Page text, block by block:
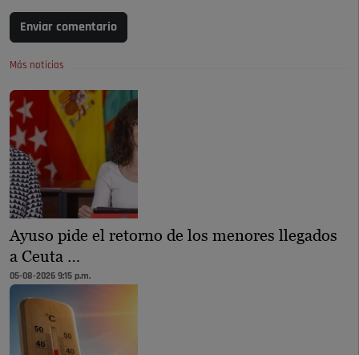
Enviar comentario
Más noticias
Ayuso pide el retorno de los menores llegados
a Ceuta …
05-08-2026 9:15 p.m.